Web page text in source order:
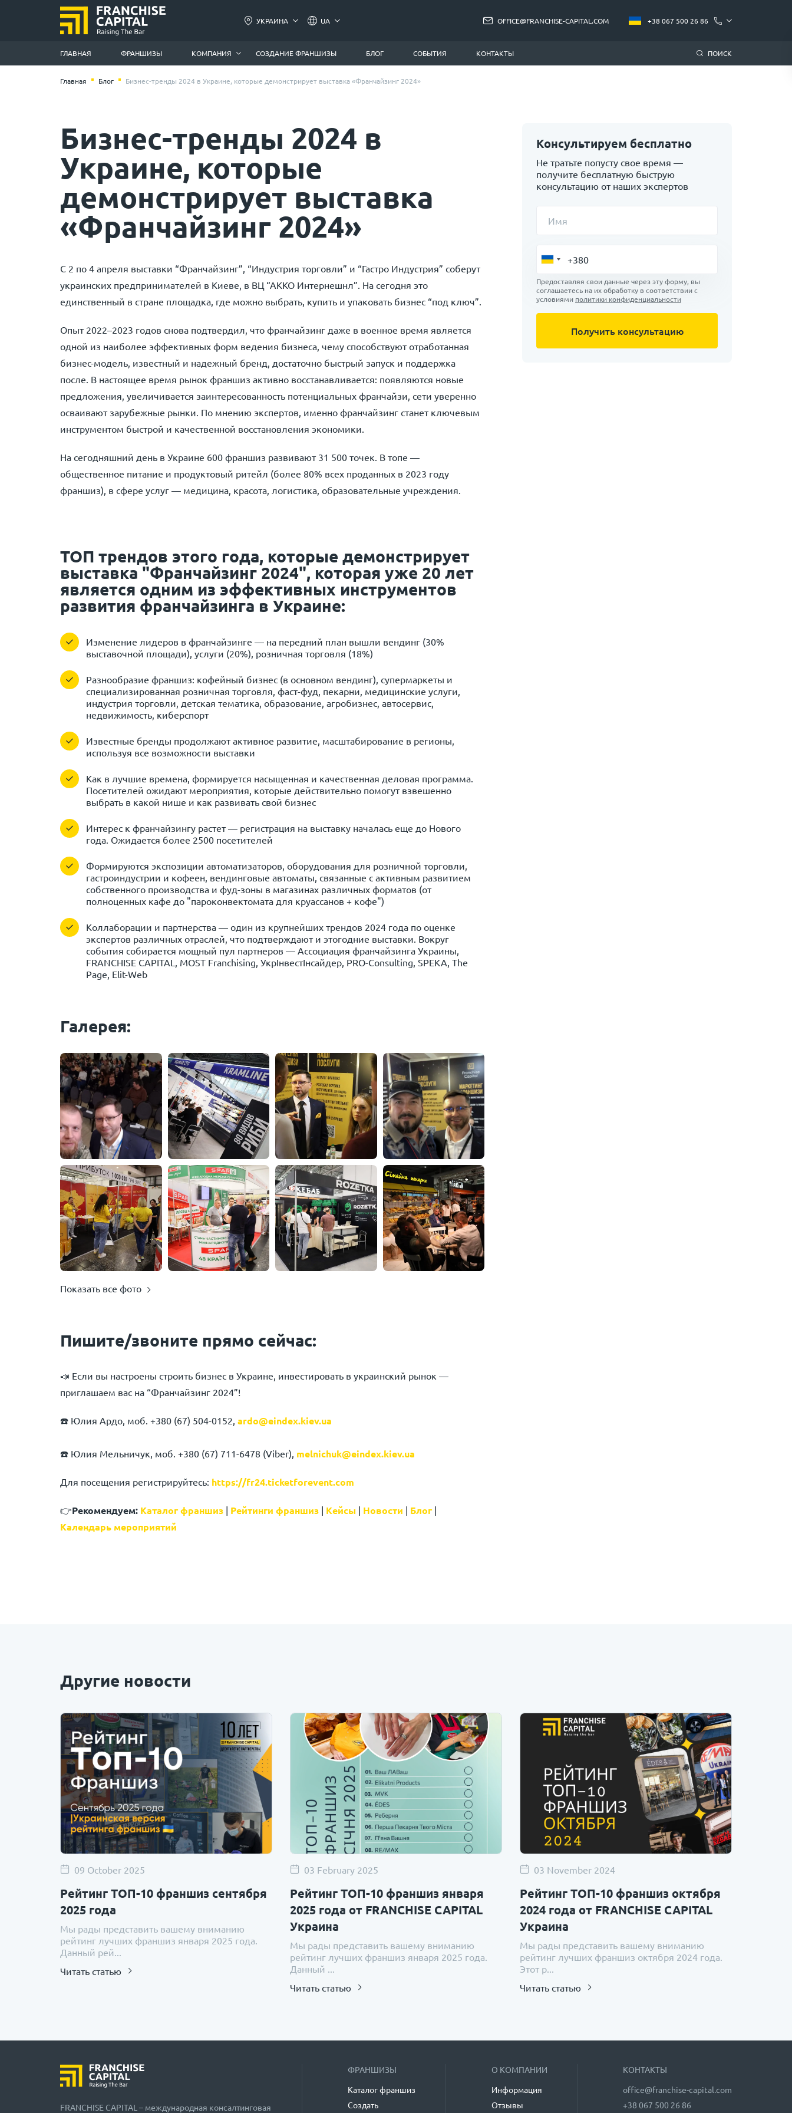
УКРАИНА UA OFFICE@FRANCHISE-CAPITAL.COM +38 067 500 26 86
ГЛАВНАЯ ФРАНШИЗЫ КОМПАНИЯ СОЗДАНИЕ ФРАНШИЗЫ БЛОГ СОБЫТИЯ КОНТАКТЫ ПОИСК
Главная Блог Бизнес-тренды 2024 в Украине, которые демонстрирует выставка «Франчайзинг 2024»
Бизнес-тренды 2024 в
Украине, которые
демонстрирует выставка
«Франчайзинг 2024»
С 2 по 4 апреля выставки “Франчайзинг”, “Индустрия торговли” и “Гастро Индустрия” соберут
украинских предпринимателей в Киеве, в ВЦ “АККО Интернешнл”. На сегодня это
единственный в стране площадка, где можно выбрать, купить и упаковать бизнес “под ключ”.
Опыт 2022–2023 годов снова подтвердил, что франчайзинг даже в военное время является
одной из наиболее эффективных форм ведения бизнеса, чему способствуют отработанная
бизнес-модель, известный и надежный бренд, достаточно быстрый запуск и поддержка
после. В настоящее время рынок франшиз активно восстанавливается: появляются новые
предложения, увеличивается заинтересованность потенциальных франчайзи, сети уверенно
осваивают зарубежные рынки. По мнению экспертов, именно франчайзинг станет ключевым
инструментом быстрой и качественной восстановления экономики.
На сегодняшний день в Украине 600 франшиз развивают 31 500 точек. В топе —
общественное питание и продуктовый ритейл (более 80% всех проданных в 2023 году
франшиз), в сфере услуг — медицина, красота, логистика, образовательные учреждения.
ТОП трендов этого года, которые демонстрирует
выставка "Франчайзинг 2024", которая уже 20 лет
является одним из эффективных инструментов
развития франчайзинга в Украине:
Изменение лидеров в франчайзинге — на передний план вышли вендинг (30%
выставочной площади), услуги (20%), розничная торговля (18%)
Разнообразие франшиз: кофейный бизнес (в основном вендинг), супермаркеты и
специализированная розничная торговля, фаст-фуд, пекарни, медицинские услуги,
индустрия торговли, детская тематика, образование, агробизнес, автосервис,
недвижимость, киберспорт
Известные бренды продолжают активное развитие, масштабирование в регионы,
используя все возможности выставки
Как в лучшие времена, формируется насыщенная и качественная деловая программа.
Посетителей ожидают мероприятия, которые действительно помогут взвешенно
выбрать в какой нише и как развивать свой бизнес
Интерес к франчайзингу растет — регистрация на выставку началась еще до Нового
года. Ожидается более 2500 посетителей
Формируются экспозиции автоматизаторов, оборудования для розничной торговли,
гастроиндустрии и кофеен, вендинговые автоматы, связанные с активным развитием
собственного производства и фуд-зоны в магазинах различных форматов (от
полноценных кафе до "пароконвектомата для круассанов + кофе")
Коллаборации и партнерства — один из крупнейших трендов 2024 года по оценке
экспертов различных отраслей, что подтверждают и этогодние выставки. Вокруг
события собирается мощный пул партнеров — Ассоциация франчайзинга Украины,
FRANCHISE CAPITAL, MOST Franchising, УкрІнвестІнсайдер, PRO-Consulting, SPEKA, The
Page, Elit-Web
Галерея:
Показать все фото
Пишите/звоните прямо сейчас:
📣 Если вы настроены строить бизнес в Украине, инвестировать в украинский рынок —
приглашаем вас на “Франчайзинг 2024”!
☎️ Юлия Ардо, моб. +380 (67) 504-0152, ardo@eindex.kiev.ua
☎️ Юлия Мельничук, моб. +380 (67) 711-6478 (Viber), melnichuk@eindex.kiev.ua
Для посещения регистрируйтесь: https://fr24.ticketforevent.com
👉Рекомендуем: Каталог франшиз | Рейтинги франшиз | Кейсы | Новости | Блог|
Календарь мероприятий
Консультируем бесплатно
Не тратьте попусту свое время —
получите бесплатную быструю
консультацию от наших экспертов
Имя
Предоставляя свои данные через эту форму, вы
соглашаетесь на их обработку в соответствии с
условиями политики конфиденциальности
Другие новости
09 October 2025
Рейтинг ТОП-10 франшиз сентября
2025 года
Мы рады представить вашему вниманию
рейтинг лучших франшиз января 2025 года.
Данный рей...
Читать статью
03 February 2025
Рейтинг ТОП-10 франшиз января
2025 года от FRANCHISE CAPITAL
Украина
Мы рады представить вашему вниманию
рейтинг лучших франшиз января 2025 года.
Данный ...
Читать статью
03 November 2024
Рейтинг ТОП-10 франшиз октября
2024 года от FRANCHISE CAPITAL
Украина
Мы рады представить вашему вниманию
рейтинг лучших франшиз октября 2024 года.
Этот р...
Читать статью
FRANCHISE CAPITAL – международная консалтинговая
ФРАНШИЗЫ
Каталог франшиз
Создать
О КОМПАНИИ
Информация
Отзывы
КОНТАКТЫ
office@franchise-capital.com
+38 067 500 26 86